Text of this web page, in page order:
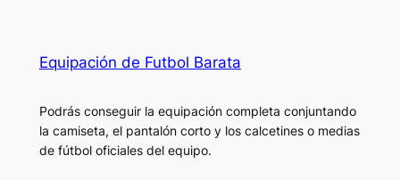
Equipación de Futbol Barata
Podrás conseguir la equipación completa conjuntando
la camiseta, el pantalón corto y los calcetines o medias
de fútbol oficiales del equipo.